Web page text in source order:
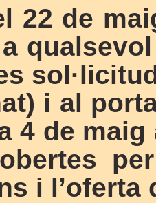
22 de
i al
4 de
i l’oferta